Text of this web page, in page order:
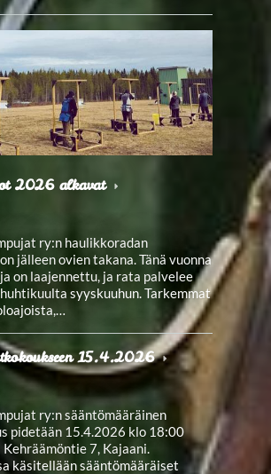
2026 alkavat
ry:n haulikkoradan
jälleen ovien takana. Tänä vuonna
on laajennettu, ja rata palvelee
syyskuuhun. Tarkemmat
15.4.2026
ry:n sääntömääräinen
pidetään 15.4.2026 klo 18:00
7, Kajaani.
käsitellään sääntömääräiset